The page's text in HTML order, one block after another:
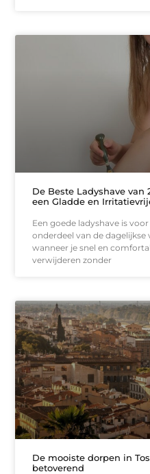
De Beste Ladyshave van
een Gladde en
Een goede ladyshave is
onderdeel van de
wanneer je snel en
verwijderen zonder
De mooiste dorpen in
betoverend